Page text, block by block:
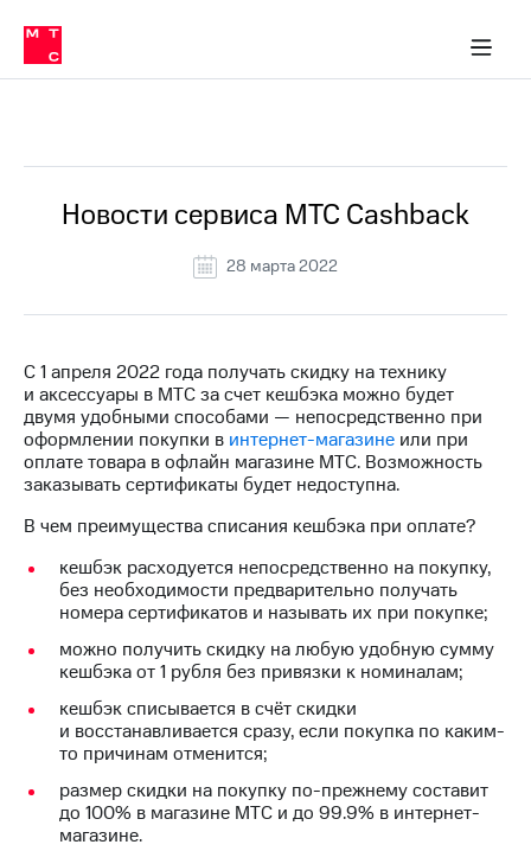
связь
Сервисы и подписки
30% на связь
кабинеты
Мобильная
и
Спутниковое
Деньги
связь
Перенести
номер
в МТС
Тарифы
Услуги
Роуминг
группа
Заказать
SIM-
карту
Оформить
eSIM
в МТС
Услуги
кабинет
Скачать
приложение
Мой
МТС
Акции
Скидка 30%
Тарифы
RED,
РИИЛ
и МТС
Супер
дешевле
при
оплате
МТС
Деньги
Новости сервиса МТС Cashback
28 марта 2022
С 1 апреля 2022 года получать скидку на технику
и аксессуары в МТС за счет кешбэка можно будет
двумя удобными способами — непосредственно при
оформлении покупки в интернет-магазине или при
оплате товара в офлайн магазине МТС. Возможность
заказывать сертификаты будет недоступна.
В чем преимущества списания кешбэка при оплате?
кешбэк расходуется непосредственно на покупку,
без необходимости предварительно получать
номера сертификатов и называть их при покупке;
можно получить скидку на любую удобную сумму
кешбэка от 1 рубля без привязки к номиналам;
кешбэк списывается в счёт скидки
и восстанавливается сразу, если покупка по каким-
то причинам отменится;
размер скидки на покупку по-прежнему составит
до 100% в магазине МТС и до 99.9% в интернет-
магазине.